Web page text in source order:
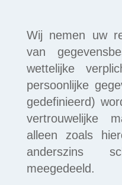
Wij nemen uw
van
wettelijke
persoonlijke
gedefinieerd)
vertrouwelijke
alleen zoals
anderszins
meegedeeld.